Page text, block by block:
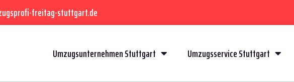
freitag-stuttgart.de
Umzugsunternehmen Stuttgart Umzugsservice Stuttgart